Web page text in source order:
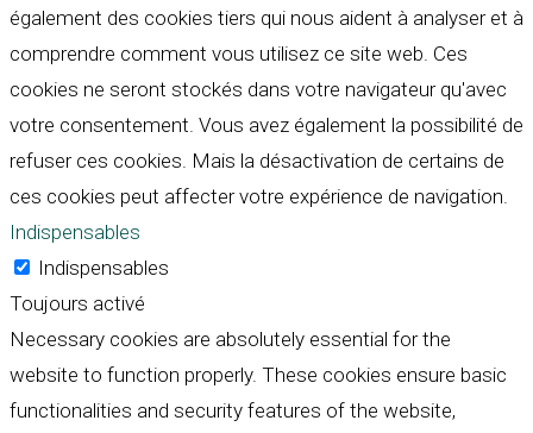
également des cookies tiers qui nous aident à analyser et à
comprendre comment vous utilisez ce site web. Ces
cookies ne seront stockés dans votre navigateur qu'avec
votre consentement. Vous avez également la possibilité de
refuser ces cookies. Mais la désactivation de certains de
ces cookies peut affecter votre expérience de navigation.
Indispensables
Indispensables
Toujours activé
Necessary cookies are absolutely essential for the
website to function properly. These cookies ensure basic
functionalities and security features of the website,